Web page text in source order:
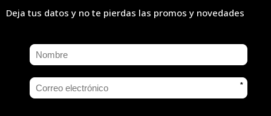
Deja tus datos y no te pierdas las promos y novedades
*